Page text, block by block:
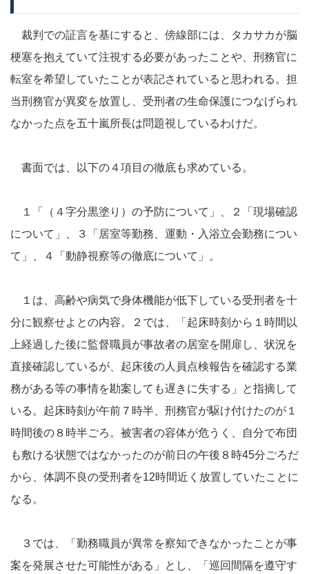
裁判での証言を基にすると、傍線部には、タカサカが脳
梗塞を抱えていて注視する必要があったことや、刑務官に
転室を希望していたことが表記されていると思われる。担
当刑務官が異変を放置し、受刑者の生命保護につなげられ
なかった点を五十嵐所長は問題視しているわけだ。
書面では、以下の４項目の徹底も求めている。
１「（４字分黒塗り）の予防について」、２「現場確認
について」、３「居室等勤務、運動・入浴立会勤務につい
て」、４「動静視察等の徹底について」。
１は、高齢や病気で身体機能が低下している受刑者を十
分に観察せよとの内容。２では、「起床時刻から１時間以
上経過した後に監督職員が事故者の居室を開扉し、状況を
直接確認しているが、起床後の人員点検報告を確認する業
務がある等の事情を勘案しても遅きに失する」と指摘して
いる。起床時刻が午前７時半、刑務官が駆け付けたのが１
時間後の８時半ごろ。被害者の容体が危うく、自分で布団
も敷ける状態ではなかったのが前日の午後８時45分ごろだ
から、体調不良の受刑者を12時間近く放置していたことに
なる。
３では、「勤務職員が異常を察知できなかったことが事
案を発展させた可能性がある」とし、「巡回間隔を遵守す